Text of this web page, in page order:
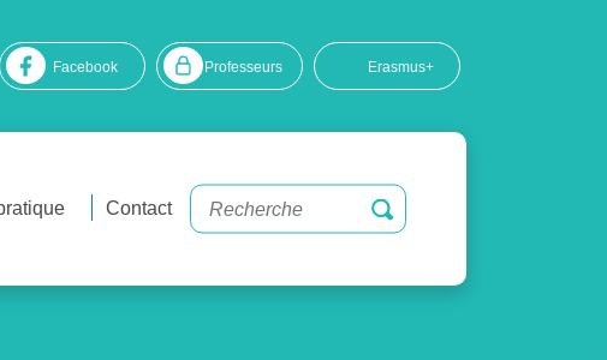
Facebook Professeurs Erasmus+
Contact